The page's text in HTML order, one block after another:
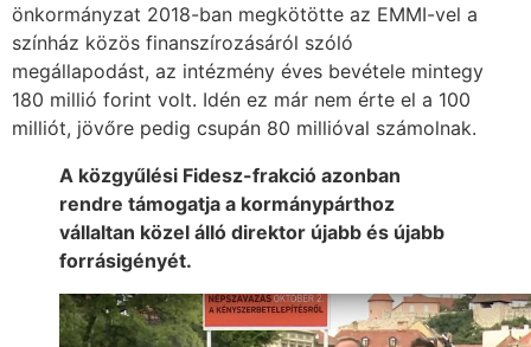
önkormányzat 2018-ban megkötötte az EMMI-vel a
színház közös finanszírozásáról szóló
megállapodást, az intézmény éves bevétele mintegy
180 millió forint volt. Idén ez már nem érte el a 100
milliót, jövőre pedig csupán 80 millióval számolnak.
A közgyűlési Fidesz-frakció azonban
rendre támogatja a kormánypárthoz
vállaltan közel álló direktor újabb és újabb
forrásigényét.